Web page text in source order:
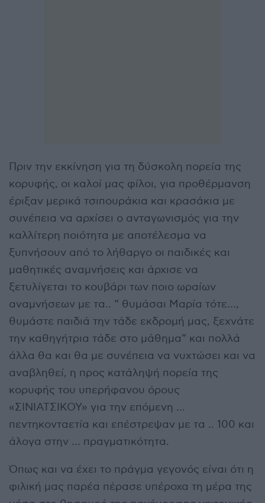
Πριν την εκκίνηση για τη δύσκολη πορεία της
κορυφής, οι καλοί μας φίλοι, για προθέρμανση
έριξαν μερικά τσιπουράκια και κρασάκια με
συνέπεια να αρχίσει ο ανταγωνισμός για την
καλλίτερη ποιότητα με αποτέλεσμα να
ξυπνήσουν από το λήθαργο οι παιδικές και
μαθητικές αναμνήσεις και άρχισε να
ξετυλίγεται το κουβάρι των ποιο ωραίων
αναμνήσεων με τα.. “ θυμάσαι Μαρία τότε…,
θυμάστε παιδιά την τάδε εκδρομή μας, ξεχνάτε
την καθηγήτρια τάδε στο μάθημα” και πολλά
άλλα θα και θα με συνέπεια να νυχτώσει και να
αναβληθεί, η προς κατάληψή πορεία της
κορυφής του υπερήφανου όρους
«ΣΙΝΙΑΤΣΙΚΟΥ» για την επόμενη …
πεντηκονταετία και επέστρεψαν με τα .. 100 και
άλογα στην … πραγματικότητα.
Όπως και να έχει το πράγμα γεγονός είναι ότι η
φιλική μας παρέα πέρασε υπέροχα τη μέρα της